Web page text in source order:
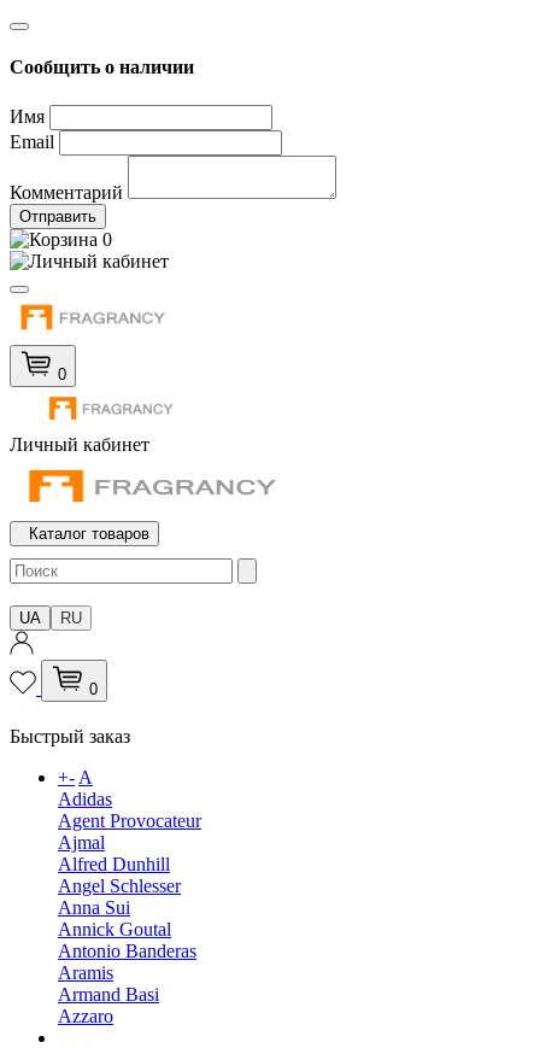
Сообщить о наличии
Имя
Email
Комментарий
Отправить
0
0
Личный кабинет
Каталог товаров
UA RU
0
Быстрый заказ
+-A
Adidas
Agent Provocateur
Ajmal
Alfred Dunhill
Angel Schlesser
Anna Sui
Annick Goutal
Antonio Banderas
Aramis
Armand Basi
Azzaro